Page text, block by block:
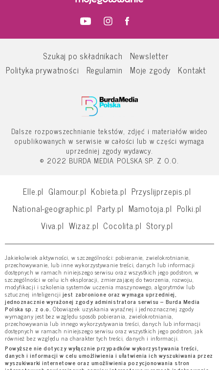
Szukaj po składnikach
Newsletter
Polityka prywatności
Regulamin Moje zgody Kontakt
Dalsze rozpowszechnianie tekstów, zdjęć i materiałów wideo
opublikowanych w serwisie w całości lub w części wymaga
uprzedniej zgody wydawcy.
© 2022 BURDA MEDIA POLSKA SP. Z O.O.
Elle.pl Glamour.pl Kobieta.pl Przyslijprzepis.pl
National-geographic.pl Party.pl Mamotoja.pl Polki.pl
Viva.pl Wizaz.pl Cocolita.pl Story.pl
Jakiekolwiek aktywności, w szczególności: pobieranie, zwielokrotnianie,
przechowywanie, lub inne wykorzystywanie treści, danych lub informacji
dostępnych w ramach niniejszego serwisu oraz wszystkich jego podstron, w
szczególności w celu ich eksploracji, zmierzającej do tworzenia, rozwoju,
modyfikacji i szkolenia systemów uczenia maszynowego, algorytmów lub
sztucznej inteligencji jest zabronione oraz wymaga uprzedniej,
jednoznacznie wyrażonej zgody administratora serwisu – Burda Media
Polska sp. z o.o. Obowiązek uzyskania wyraźnej i jednoznacznej zgody
wymagany jest bez względu sposób pobierania, zwielokrotniania,
przechowywania lub innego wykorzystywania treści, danych lub informacji
dostępnych w ramach niniejszego serwisu oraz wszystkich jego podstron, jak
również bez względu na charakter tych treści, danych i informacji.
Powyższe nie dotyczy wyłącznie przypadków wykorzystywania treści,
danych i informacji w celu umożliwienia i ułatwienia ich wyszukiwania przez
wyszukiwarki internetowe oraz umożliwienia pozycjonowania stron